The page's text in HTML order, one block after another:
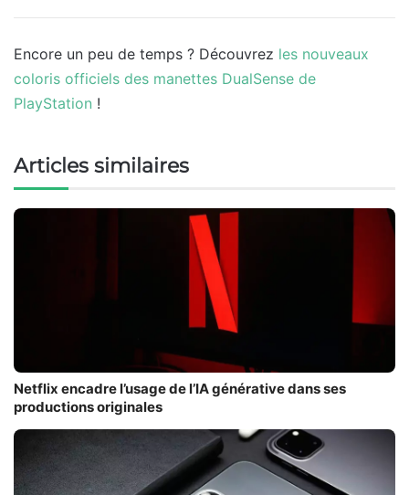
Encore un peu de temps ? Découvrez les nouveaux
coloris officiels des manettes DualSense de
PlayStation !
Articles similaires
Netflix encadre l’usage de l’IA générative dans ses
productions originales